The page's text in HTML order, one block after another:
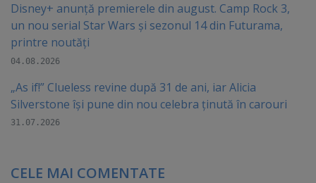
Disney+ anunță premierele din august. Camp Rock 3,
un nou serial Star Wars și sezonul 14 din Futurama,
printre noutăți
04.08.2026
„As if!” Clueless revine după 31 de ani, iar Alicia
Silverstone își pune din nou celebra ținută în carouri
31.07.2026
CELE MAI COMENTATE